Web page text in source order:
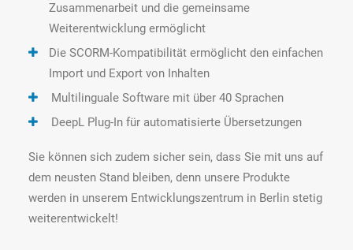
Zusammenarbeit und die gemeinsame
Weiterentwicklung ermöglicht
Die SCORM-Kompatibilität ermöglicht den einfachen
Import und Export von Inhalten
Multilinguale Software mit über 40 Sprachen
DeepL Plug-In für automatisierte Übersetzungen
Sie können sich zudem sicher sein, dass Sie mit uns auf
dem neusten Stand bleiben, denn unsere Produkte
werden in unserem Entwicklungszentrum in Berlin stetig
weiterentwickelt!